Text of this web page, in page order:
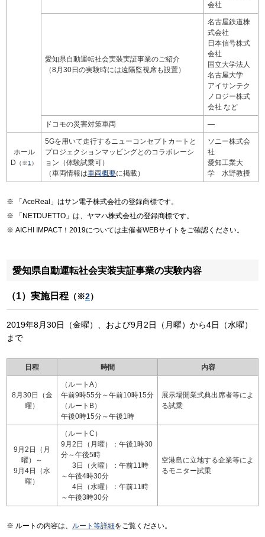
会社
愛知県自動運転社会実装実証事業のご紹介
（8月30日の実験時には遠隔監視席も設置）
名古屋鉄道株
式会社
日本信号株式
会社
国立大学法人
名古屋大学
アイサンテク
ノロジー株式
会社 など
ドコモの災害対策車両 ―
ホール
D （※1 ）
5Gを用いて走行するニューコンセプトカートと
プロジェクションマッピングとのコラボレーシ
ョン（体験試乗可）
（車両情報は車両概要に掲載）
ソニー株式会
社
愛知工業大
学 水野教授
「AceReal」はサン電子株式会社の登録商標です。
「NETDUETTO」は、ヤマハ株式会社の登録商標です。
AICHI IMPACT！2019については主催者WEBサイトをご確認ください。
愛知県自動運転社会実装実証事業の実験内容
（1）実施日程 （※2）
2019年8月30日（金曜）、および9月2日（月曜）から4日（水曜）
まで
日程 時間 内容
8月30日（金
曜）
（ルートA）
午前9時55分～午前10時15分
（ルートB）
午後0時15分～午後1時
展示場開業式典出席者等によ
る試乗
9月2日（月
曜）～
9月4日（水
曜）
（ルートC）
9月2日（月曜）：午後1時30
分～午後5時
3日（火曜）：午前11時
～午後4時30分
4日（水曜）：午前11時
～午後3時30分
空港島に立地する企業等によ
るモニター試乗
ルートの内容は、 ルート等詳細をご覧ください。